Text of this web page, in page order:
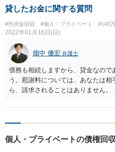
貸したお金に関する質問
#売掛金回収 #個人・プライベート #140
2022年01月16日(日)
畑中 優宏 弁護士
債務も相続しますから、貸金なので
う。慰謝料については、あなたは
ら、請求されることはありません。
個人・プライベートの債権回